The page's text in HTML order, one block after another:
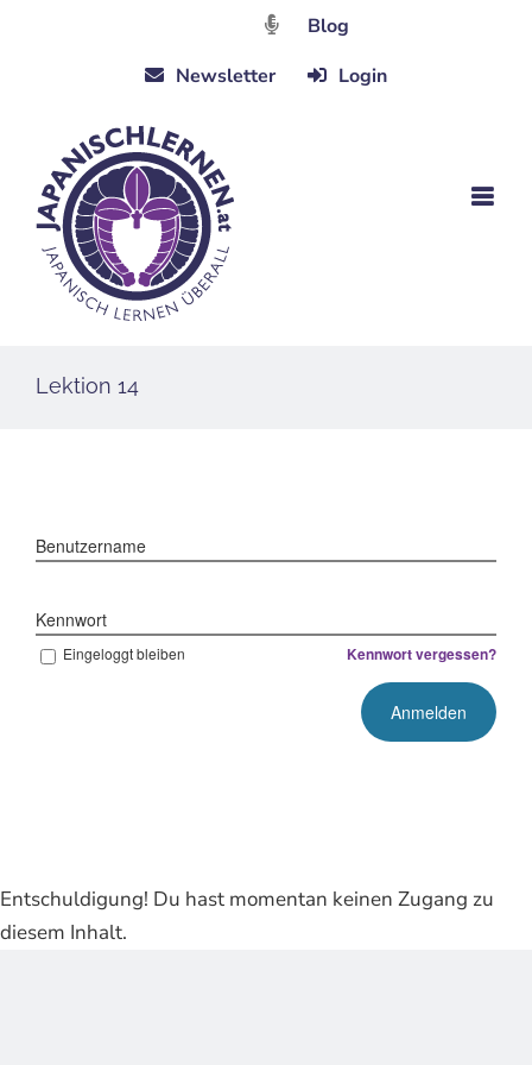
Blog
Newsletter
Login
Lektion 14
Benutzername
Kennwort
Eingeloggt bleiben Kennwort vergessen?
Entschuldigung! Du hast momentan keinen Zugang zu
diesem Inhalt.